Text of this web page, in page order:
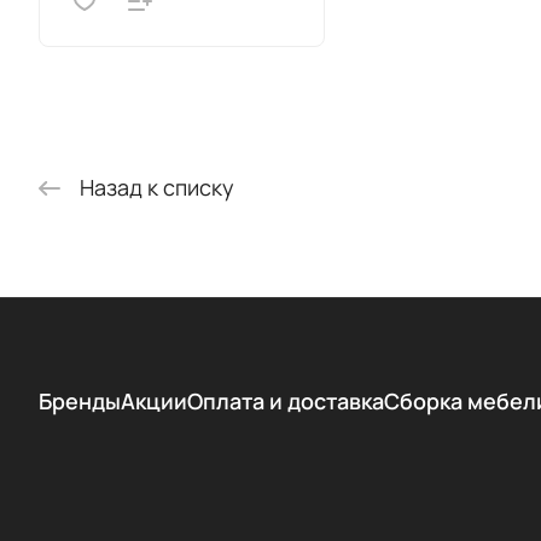
Назад к списку
БрендыАкцииОплата и доставкаСборка